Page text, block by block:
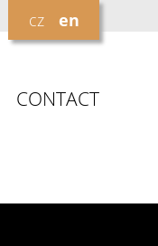
cz en
CONTACT